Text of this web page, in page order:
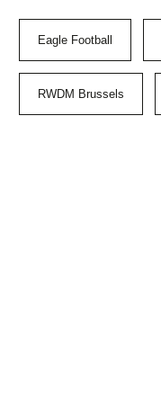
Eagle Football
RWDM Brussels